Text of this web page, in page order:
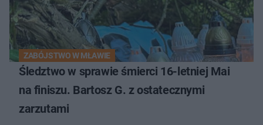
ZABÓJSTWO W MŁAWIE
Śledztwo w sprawie śmierci 16-letniej Mai
na finiszu. Bartosz G. z ostatecznymi
zarzutami